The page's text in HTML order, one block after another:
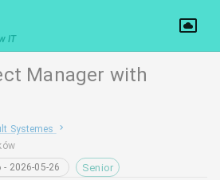
IT
Manager with
Systemes
- 2026-05-26
Senior